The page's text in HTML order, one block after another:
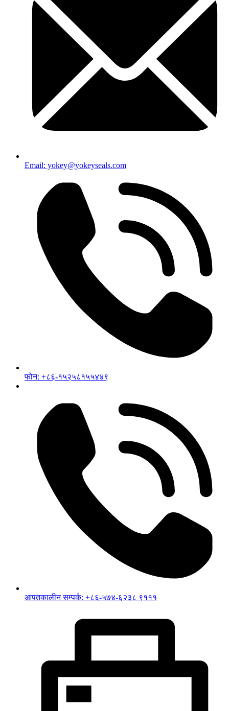
Email: yokey@yokeyseals.com
फोन: +८६-१५२५८१५५४४९
आपतकालीन सम्पर्क: +८६-५७४-६२३८ ९१११